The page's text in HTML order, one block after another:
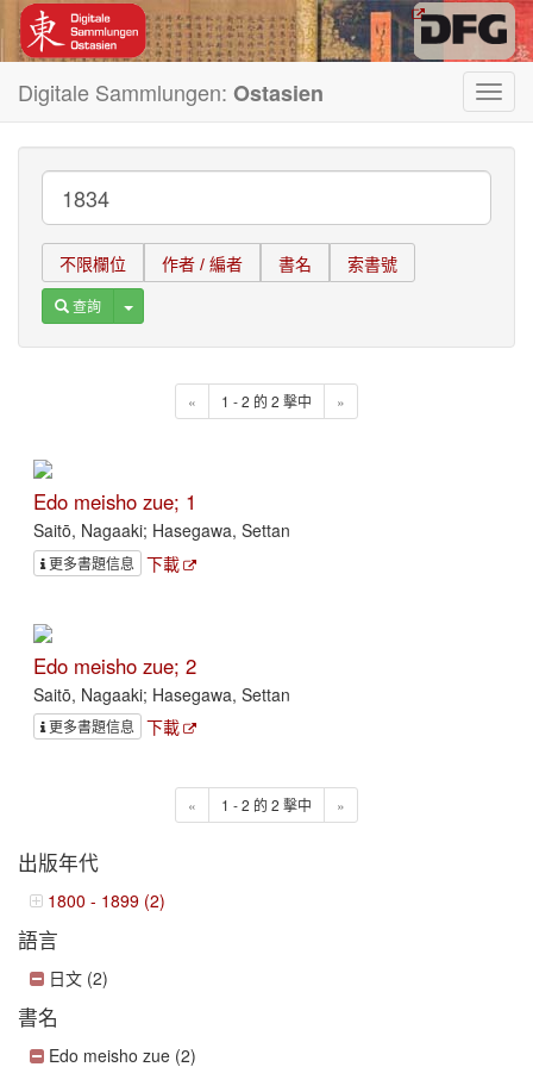
Digitale Sammlungen: Ostasien
不限欄位 作者 / 編者 書名 索書號
查詢 Toggle Dropdown
« 1 - 2 的 2 擊中 »
Edo meisho zue; 1
Saitō, Nagaaki; Hasegawa, Settan
更多書題信息 下載
Edo meisho zue; 2
Saitō, Nagaaki; Hasegawa, Settan
更多書題信息 下載
« 1 - 2 的 2 擊中 »
出版年代
1800 - 1899 (2)
語言
日文 (2)
書名
Edo meisho zue (2)